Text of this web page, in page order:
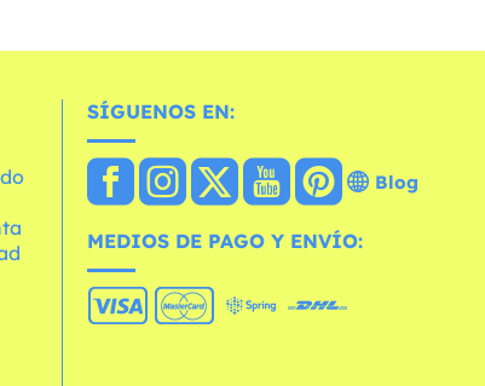
SÍGUENOS EN:
Blog
MEDIOS DE PAGO Y ENVÍO: